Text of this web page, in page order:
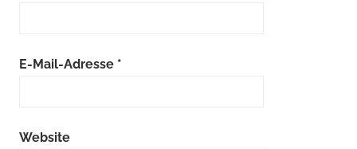
E-Mail-Adresse *
Website